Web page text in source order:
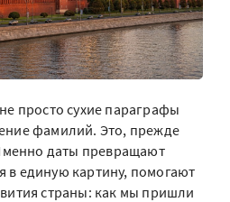
просто сухие параграфы
фамилий. Это, прежде
даты превращают
в единую картину, помогают
страны: как мы пришли